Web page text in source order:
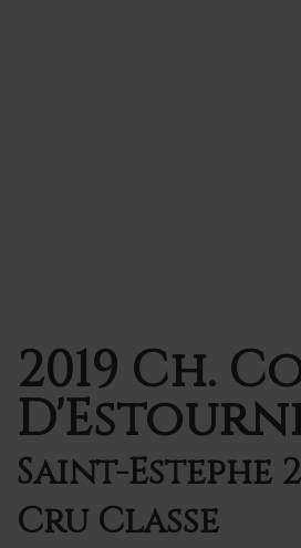
2019 Ch.
Saint-Estephe
Cru Classe